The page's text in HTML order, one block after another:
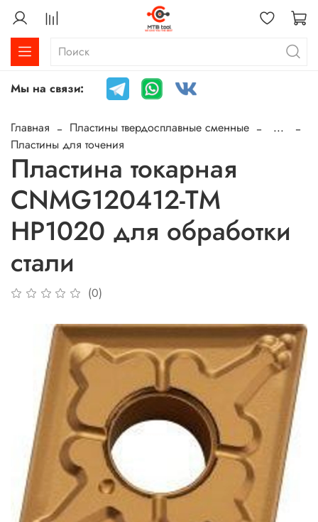
Мы на связи:
Главная Пластины твердосплавные сменные
...
Пластины для точения
Пластина токарная
CNMG120412-TM
HP1020 для обработки
стали
(0)